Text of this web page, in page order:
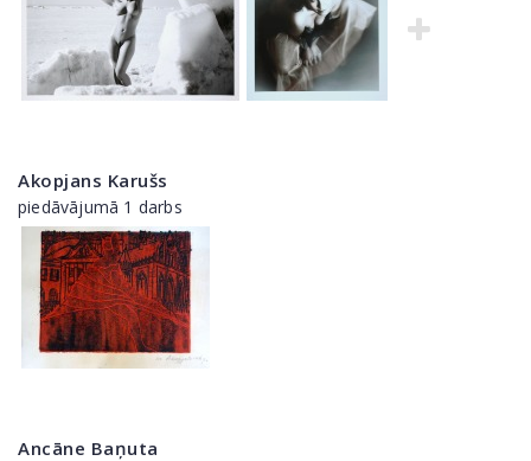
Akopjans Karušs
piedāvājumā 1 darbs
Ancāne Baņuta